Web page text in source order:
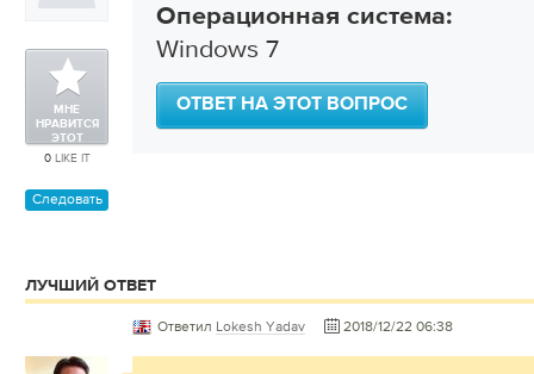
МНЕ
НРАВИТСЯ
ЭТОТ
ВОПРОС
0LIKE IT
Следовать
Операционная система:
Windows 7
ОТВЕТ НА ЭТОТ ВОПРОС
ЛУЧШИЙ ОТВЕТ
Ответил Lokesh Yadav 2018/12/22 06:38